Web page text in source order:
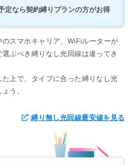
定なら契約縛りプランの方がお得
スマホキャリア、WiFiルーターが
ぶべき縛りなし光回線は違ってき
上で、タイプに合った縛りなし光
う。
縛り無し光回線最安値を見る